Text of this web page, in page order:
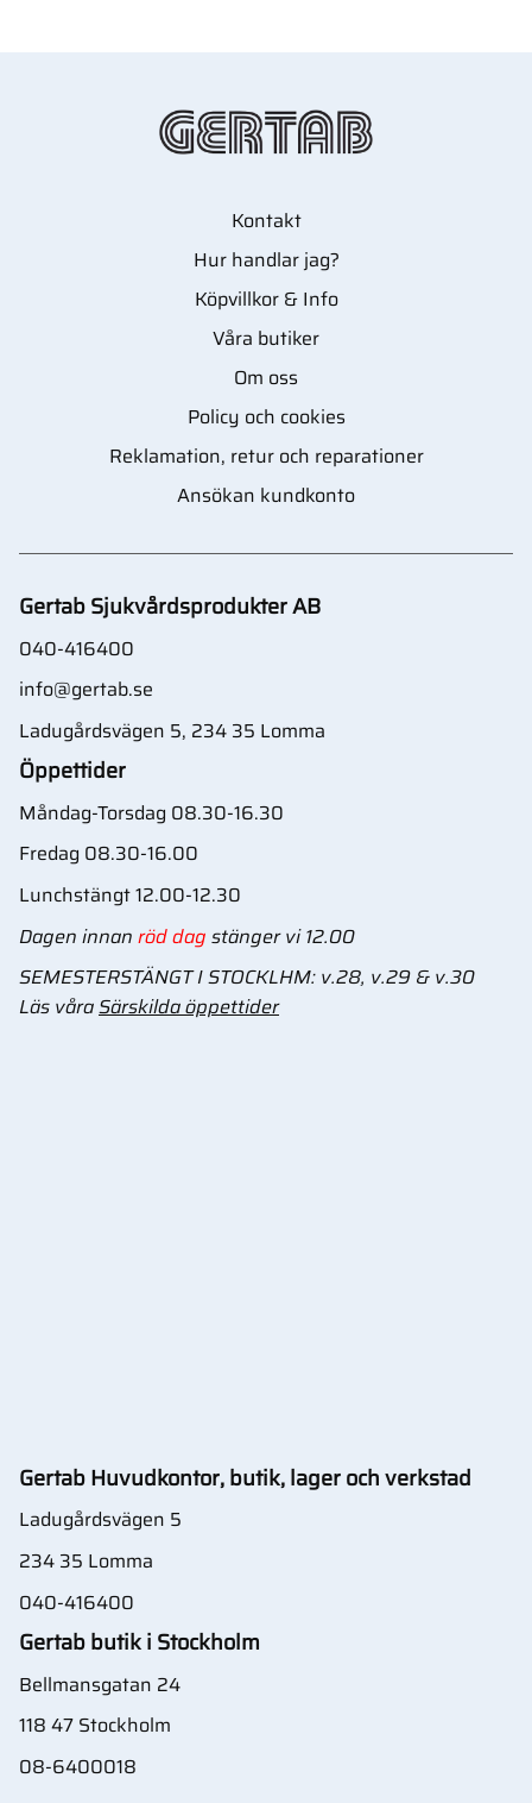
Kontakt
Hur handlar jag?
Köpvillkor & Info
Våra butiker
Om oss
Policy och cookies
Reklamation, retur och reparationer
Ansökan kundkonto
Gertab Sjukvårdsprodukter AB
040-416400
info@gertab.se
Ladugårdsvägen 5, 234 35 Lomma
Öppettider
Måndag-Torsdag 08.30-16.30
Fredag 08.30-16.00
Lunchstängt 12.00-12.30
Dagen innan röd dag stänger vi 12.00
SEMESTERSTÄNGT I STOCKLHM: v.28, v.29 & v.30
Läs våraSärskilda öppettider
Gertab Huvudkontor, butik, lager och verkstad
Ladugårdsvägen 5
234 35 Lomma
040-416400
Gertab butik i Stockholm
Bellmansgatan 24
118 47 Stockholm
08-6400018